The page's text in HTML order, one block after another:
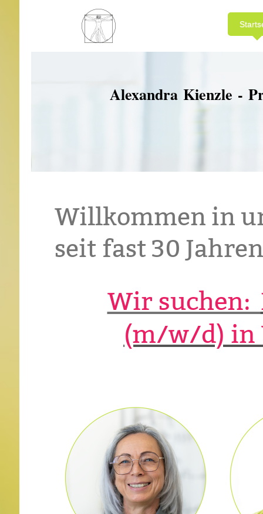
Alexandra Kienzle -
Willkommen in
seit fast 30
Wir suchen:
(m/w/d) in